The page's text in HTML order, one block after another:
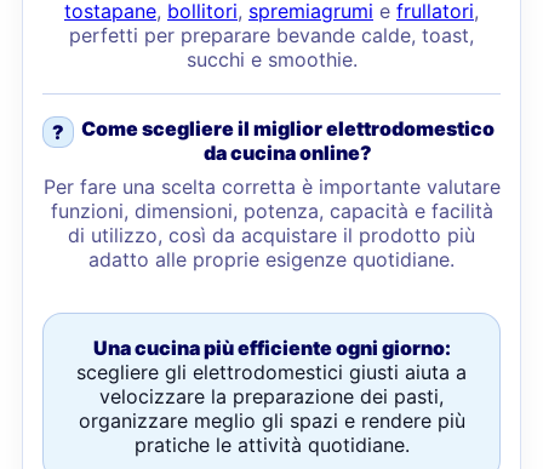
tostapane, bollitori, spremiagrumi e frullatori,
perfetti per preparare bevande calde, toast,
succhi e smoothie.
?
Come scegliere il miglior elettrodomestico
da cucina online?
Per fare una scelta corretta è importante valutare
funzioni, dimensioni, potenza, capacità e facilità
di utilizzo, così da acquistare il prodotto più
adatto alle proprie esigenze quotidiane.
Una cucina più efficiente ogni giorno:
scegliere gli elettrodomestici giusti aiuta a
velocizzare la preparazione dei pasti,
organizzare meglio gli spazi e rendere più
pratiche le attività quotidiane.